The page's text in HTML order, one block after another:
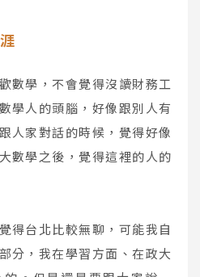
數學，不會覺得沒讀財務工
學人的頭腦，好像跟別人有
人家對話的時候，覺得好像
數學之後，覺得這裡的人的
得台北比較無聊，可能我自
分，我在學習方面、在政大